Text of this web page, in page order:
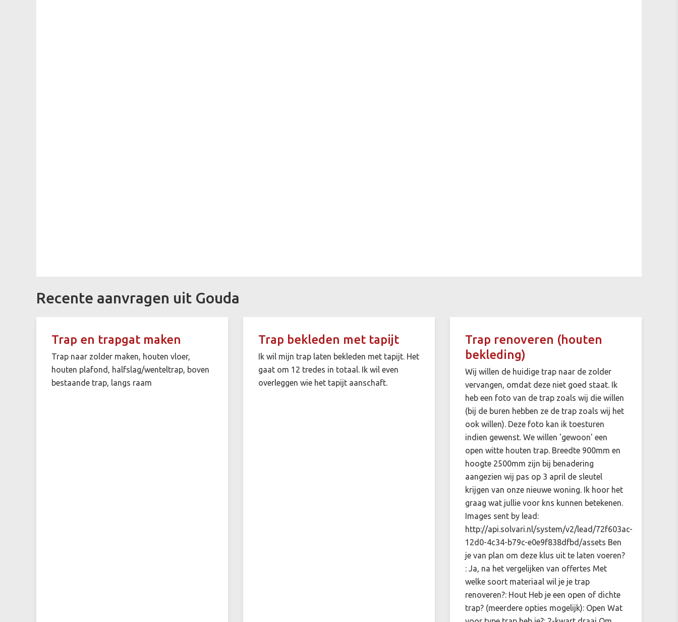
Recente aanvragen uit Gouda
Trap en trapgat maken
Trap naar zolder maken, houten vloer,
houten plafond, halfslag/wenteltrap, boven
bestaande trap, langs raam
Trap bekleden met tapijt
Ik wil mijn trap laten bekleden met tapijt. Het
gaat om 12 tredes in totaal. Ik wil even
overleggen wie het tapijt aanschaft.
Trap renoveren (houten
bekleding)
Wij willen de huidige trap naar de zolder
vervangen, omdat deze niet goed staat. Ik
heb een foto van de trap zoals wij die willen
(bij de buren hebben ze de trap zoals wij het
ook willen). Deze foto kan ik toesturen
indien gewenst. We willen 'gewoon' een
open witte houten trap. Breedte 900mm en
hoogte 2500mm zijn bij benadering
aangezien wij pas op 3 april de sleutel
krijgen van onze nieuwe woning. Ik hoor het
graag wat jullie voor kns kunnen betekenen.
Images sent by lead:
http://api.solvari.nl/system/v2/lead/72f603ac-
12d0-4c34-b79c-e0e9f838dfbd/assets Ben
je van plan om deze klus uit te laten voeren?
: Ja, na het vergelijken van offertes Met
welke soort materiaal wil je je trap
renoveren?: Hout Heb je een open of dichte
trap? (meerdere opties mogelijk): Open Wat